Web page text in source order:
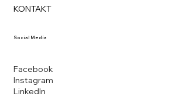
KONTAKT
Social Media
Facebook
Instagram
LinkedIn